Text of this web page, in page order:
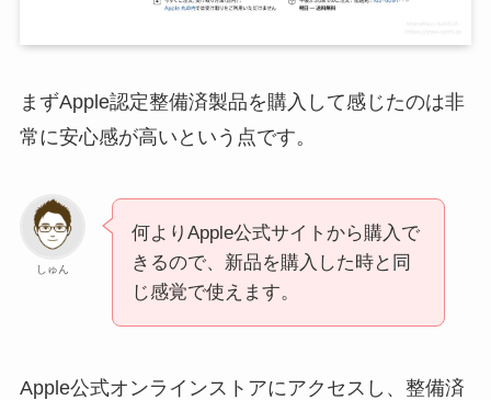
まずApple認定整備済製品を購入して感じたのは非
常に安心感が高いという点です。
しゅん
何よりApple公式サイトから購入で
きるので、新品を購入した時と同
じ感覚で使えます。
Apple公式オンラインストアにアクセスし、整備済